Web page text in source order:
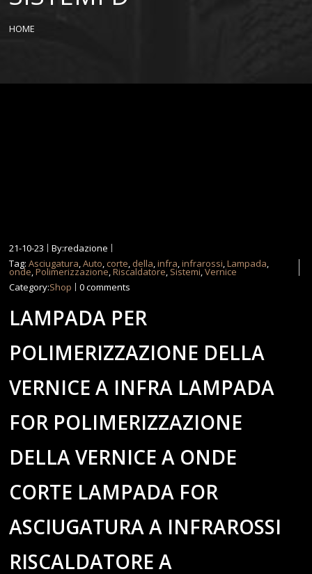
HOME
21-10-23
By:redazione
Tag:Asciugatura,Auto, corte, della,infra,infrarossi,Lampada,
onde,Polimerizzazione,Riscaldatore, Sistemi,Vernice
Category:Shop 0 comments
LAMPADA PER
POLIMERIZZAZIONE DELLA
VERNICE A INFRA LAMPADA
FOR POLIMERIZZAZIONE
DELLA VERNICE A ONDE
CORTE LAMPADA FOR
ASCIUGATURA A INFRAROSSI
RISCALDATORE A